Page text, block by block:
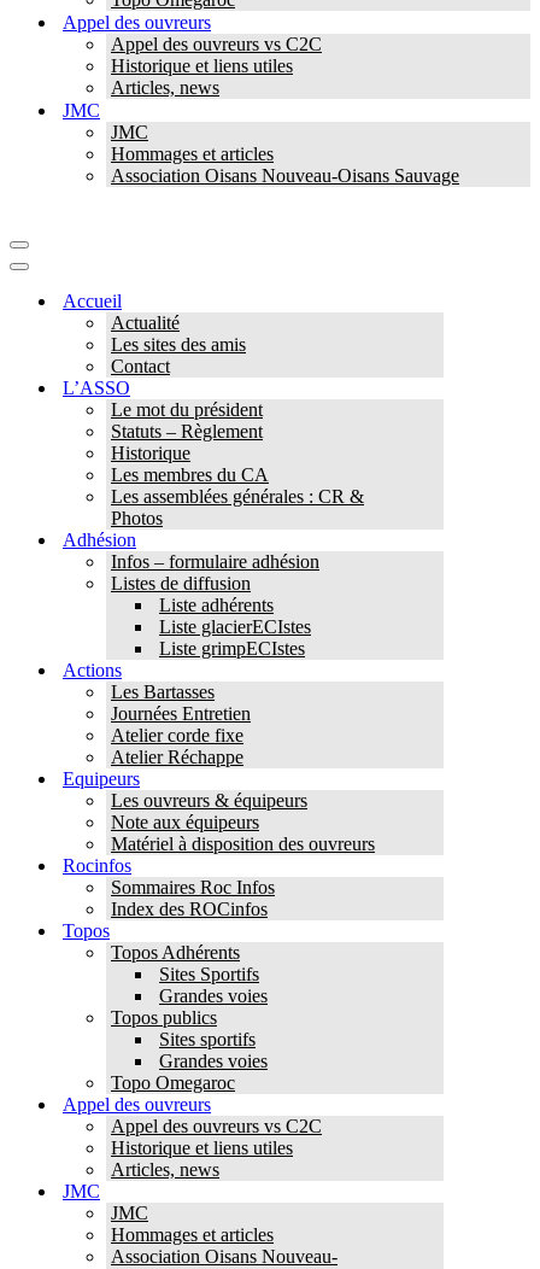
Appel des ouvreurs
Appel des ouvreurs vs C2C
Historique et liens utiles
Articles, news
JMC
JMC
Hommages et articles
Association Oisans Nouveau-Oisans Sauvage
Menu
de
Menu
navigationAccueil
Actualité
Les sites des amis
Contact
L’ASSO
Le mot du président
Statuts – Règlement
Historique
Les membres du CA
Les assemblées générales : CR &
Photos
Adhésion
Infos – formulaire adhésion
Listes de diffusion
Liste adhérents
Liste glacierECIstes
Liste grimpECIstes
Actions
Les Bartasses
Journées Entretien
Atelier corde fixe
Atelier Réchappe
Equipeurs
Les ouvreurs & équipeurs
Note aux équipeurs
Matériel à disposition des ouvreurs
Rocinfos
Sommaires Roc Infos
Index des ROCinfos
Topos
Topos Adhérents
Sites Sportifs
Grandes voies
Topos publics
Sites sportifs
Grandes voies
Topo Omegaroc
Appel des ouvreurs
Appel des ouvreurs vs C2C
Historique et liens utiles
Articles, news
JMC
JMC
Hommages et articles
Association Oisans Nouveau-